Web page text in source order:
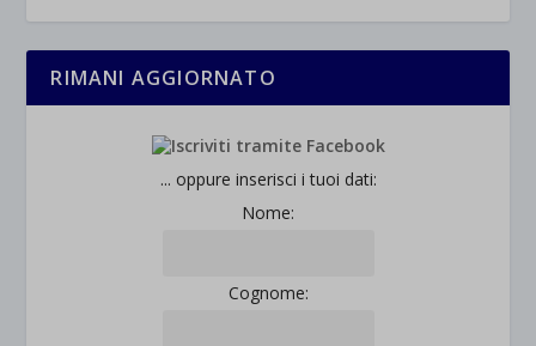
RIMANI AGGIORNATO
... oppure inserisci i tuoi dati:
Nome:
Cognome: